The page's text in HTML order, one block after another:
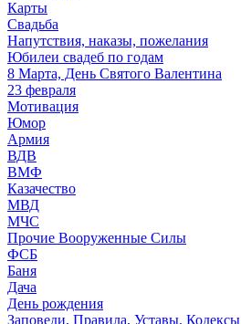
Карты
Свадьба
Напутствия, наказы, пожелания
Юбилеи свадеб по годам
8 Марта, День Святого Валентина
23 февраля
Мотивация
Юмор
Армия
ВДВ
ВМФ
Казачество
МВД
МЧС
Прочие Вооруженные Силы
ФСБ
Баня
Дача
День рождения
Заповеди, Правила, Уставы, Кодексы